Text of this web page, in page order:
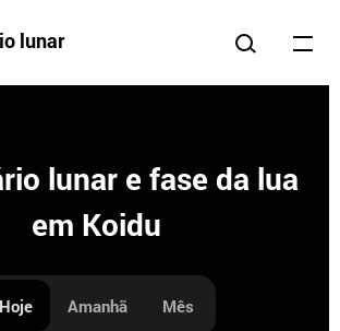
lunar
lunar e fase da lua
em Koidu
Hoje Amanhã Mês